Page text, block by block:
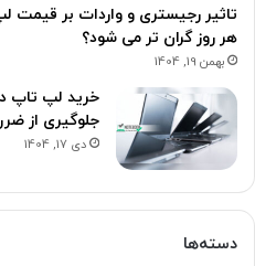
تاثیر رجیستری و واردات بر قیمت
هر روز گران تر می شود؟
بهمن 19, 1404
جلوگیری از ضرر
دی 17, 1404
دسته‌ها